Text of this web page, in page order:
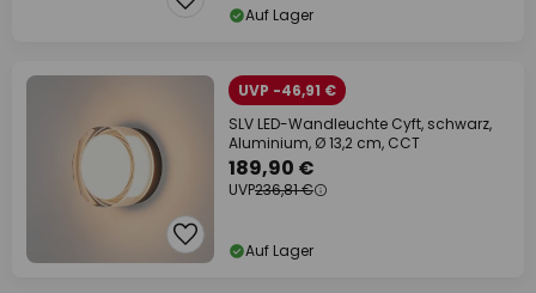
Auf Lager
UVP -46,91 €
SLV LED-Wandleuchte Cyft, schwarz,
Aluminium, Ø 13,2 cm, CCT
189,90 €
UVP236,81 €
Auf Lager